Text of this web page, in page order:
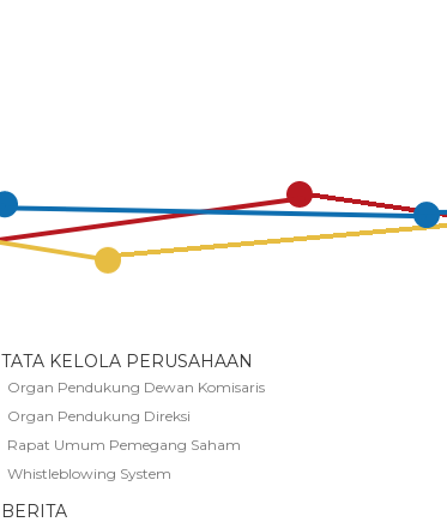
TATA KELOLA PERUSAHAAN
Organ Pendukung Dewan Komisaris
Organ Pendukung Direksi
Rapat Umum Pemegang Saham
Whistleblowing System
BERITA